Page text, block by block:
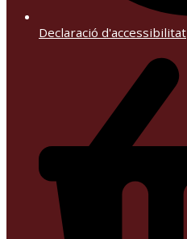
Declaració d'accessibilitat